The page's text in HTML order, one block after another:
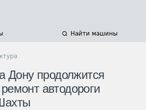
Найти машины
Дону продолжится
автодороги